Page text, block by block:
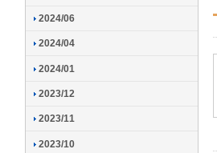
2024/06
2024/04
2024/01
2023/12
2023/11
2023/10